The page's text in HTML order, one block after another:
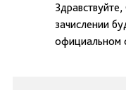
зачислении
официальном